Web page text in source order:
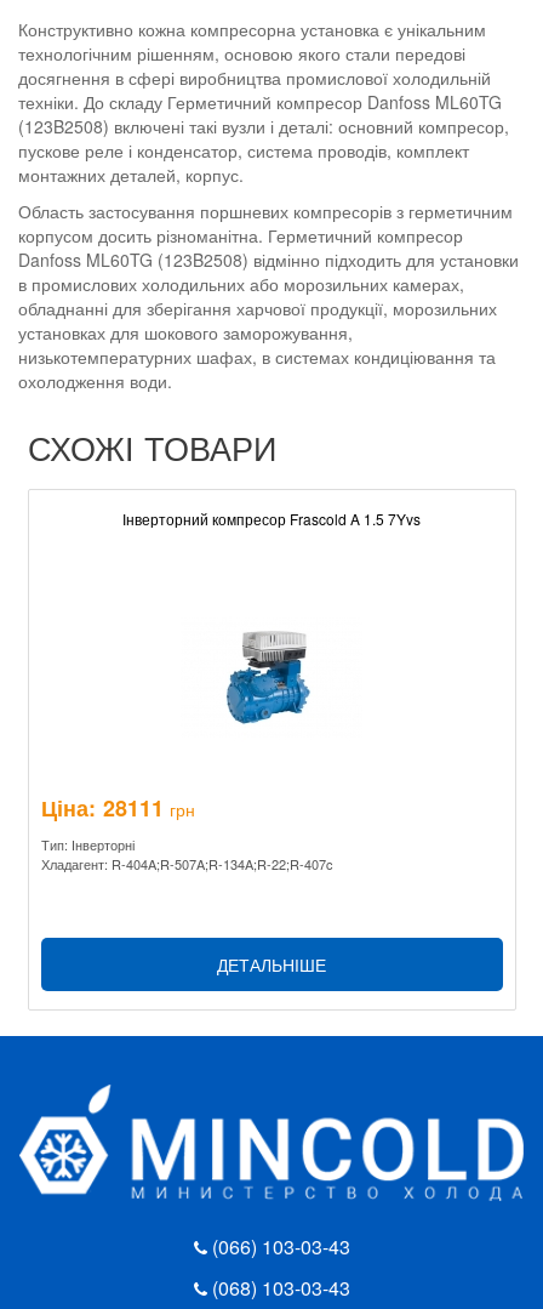
Конструктивно кожна компресорна установка є унікальним
технологічним рішенням, основою якого стали передові
досягнення в сфері виробництва промислової холодильній
техніки. До складу Герметичний компресор Danfoss ML60TG
(123B2508) включені такі вузли і деталі: основний компресор,
пускове реле і конденсатор, система проводів, комплект
монтажних деталей, корпус.
Область застосування поршневих компресорів з герметичним
корпусом досить різноманітна. Герметичний компресор
Danfoss ML60TG (123B2508) відмінно підходить для установки
в промислових холодильних або морозильних камерах,
обладнанні для зберігання харчової продукції, морозильних
установках для шокового заморожування,
низькотемпературних шафах, в системах кондиціювання та
охолодження води.
СХОЖІ ТОВАРИ
Інверторний компресор Frascold A 1.5 7Yvs
Ціна: 28111 грн
Тип: Інверторні
Хладагент: R-404A;R-507A;R-134A;R-22;R-407c
ДЕТАЛЬНІШЕ
(066) 103-03-43
(068) 103-03-43